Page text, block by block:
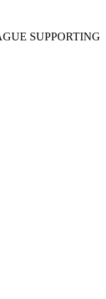
SUPPORTING